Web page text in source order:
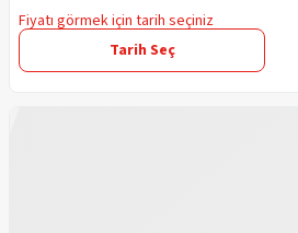
Fiyatı görmek için tarih seçiniz
Tarih Seç